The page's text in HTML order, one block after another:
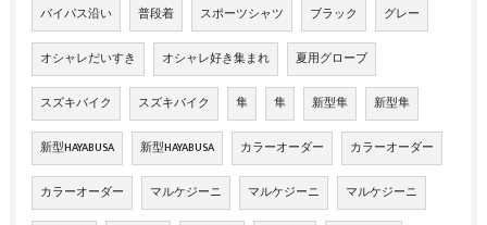
バイパス沿い 普段着 スポーツシャツ ブラック グレー
オシャレだいすき オシャレ好き集まれ 夏用グローブ
スズキバイク スズキバイク 隼 隼 新型隼 新型隼
新型HAYABUSA 新型HAYABUSA カラーオーダー カラーオーダー
カラーオーダー マルケジーニ マルケジーニ マルケジーニ